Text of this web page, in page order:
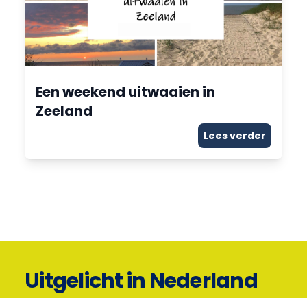
Een weekend uitwaaien in
Zeeland
Lees verder
Uitgelicht in Nederland